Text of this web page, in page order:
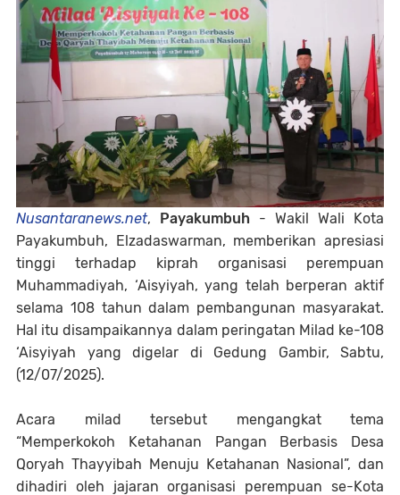
Nusantaranews.net, Payakumbuh - Wakil Wali Kota
Payakumbuh, Elzadaswarman, memberikan apresiasi
tinggi terhadap kiprah organisasi perempuan
Muhammadiyah, ‘Aisyiyah, yang telah berperan aktif
selama 108 tahun dalam pembangunan masyarakat.
Hal itu disampaikannya dalam peringatan Milad ke-108
‘Aisyiyah yang digelar di Gedung Gambir, Sabtu,
(12/07/2025).
Acara milad tersebut mengangkat tema
“Memperkokoh Ketahanan Pangan Berbasis Desa
Qoryah Thayyibah Menuju Ketahanan Nasional”, dan
dihadiri oleh jajaran organisasi perempuan se-Kota